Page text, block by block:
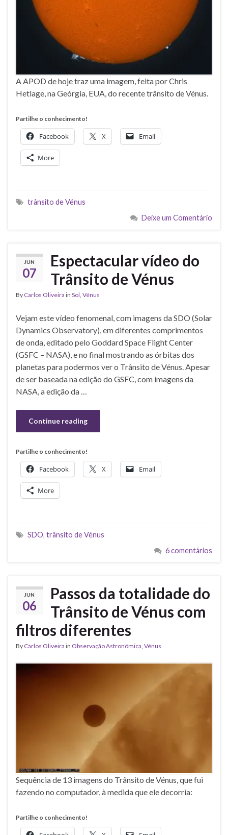
A APOD de hoje traz uma imagem, feita por Chris
Hetlage, na Geórgia, EUA, do recente trânsito de Vénus.
Partilhe o conhecimento!
Facebook X Email
More
trânsito de Vénus
Deixe um Comentário
JUN
07
Espectacular vídeo do
Trânsito de Vénus
By Carlos Oliveira in Sol, Vénus
Vejam este vídeo fenomenal, com imagens da SDO (Solar
Dynamics Observatory), em diferentes comprimentos
de onda, editado pelo Goddard Space Flight Center
(GSFC – NASA), e no final mostrando as órbitas dos
planetas para podermos ver o Trânsito de Vénus. Apesar
de ser baseada na edição do GSFC, com imagens da
NASA, a edição da …
Continue reading
Partilhe o conhecimento!
Facebook X Email
More
SDO, trânsito de Vénus
6 comentários
JUN
06
Passos da totalidade do
Trânsito de Vénus com
filtros diferentes
By Carlos Oliveira in Observação Astronómica, Vénus
Sequência de 13 imagens do Trânsito de Vénus, que fui
fazendo no computador, à medida que ele decorria:
Partilhe o conhecimento!